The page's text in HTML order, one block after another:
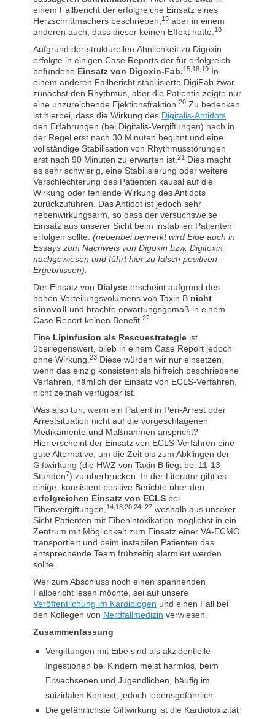
einem Fallbericht der erfolgreiche Einsatz eines
Herzschrittmachers beschrieben,15 aber in einem
anderen auch, dass dieser keinen Effekt hatte.18
Aufgrund der strukturellen Ähnlichkeit zu Digoxin
erfolgte in einigen Case Reports der für erfolgreich
befundene Einsatz von Digoxin-Fab.15,18,19 In
einem anderen Fallbericht stabilisierte DigiFab zwar
zunächst den Rhythmus, aber die Patientin zeigte nur
eine unzureichende Ejektionsfraktion.20 Zu bedenken
ist hierbei, dass die Wirkung des Digitalis-Antidots
den Erfahrungen (bei Digitalis-Vergiftungen) nach in
der Regel erst nach 30 Minuten beginnt und eine
vollständige Stabilisation von Rhythmusstörungen
erst nach 90 Minuten zu erwarten ist.21 Dies macht
es sehr schwierig, eine Stabilisierung oder weitere
Verschlechterung des Patienten kausal auf die
Wirkung oder fehlende Wirkung des Antidots
zurückzuführen. Das Antidot ist jedoch sehr
nebenwirkungsarm, so dass der versuchsweise
Einsatz aus unserer Sicht beim instabilen Patienten
erfolgen sollte. (nebenbei bemerkt wird Eibe auch in
Essays zum Nachweis von Digoxin bzw. Digitoxin
nachgewiesen und führt hier zu falsch positiven
Ergebnissen).
Der Einsatz von Dialyse erscheint aufgrund des
hohen Verteilungsvolumens von Taxin B nicht
sinnvoll und brachte erwartungsgemäß in einem
Case Report keinen Benefit.22
Eine Lipinfusion als Rescuestrategie ist
überlegenswert, blieb in einem Case Report jedoch
ohne Wirkung.23 Diese würden wir nur einsetzen,
wenn das einzig konsistent als hilfreich beschriebene
Verfahren, nämlich der Einsatz von ECLS-Verfahren,
nicht zeitnah verfügbar ist.
Was also tun, wenn ein Patient in Peri-Arrest oder
Arrestsituation nicht auf die vorgeschlagenen
Medikamente und Maßnahmen anspricht?
Hier erscheint der Einsatz von ECLS-Verfahren eine
gute Alternative, um die Zeit bis zum Abklingen der
Giftwirkung (die HWZ von Taxin B liegt bei 11-13
Stunden7) zu überbrücken. In der Literatur gibt es
einige, konsistent positive Berichte über den
erfolgreichen Einsatz von ECLS bei
Eibenvergiftungen,14,18,20,24–27 weshalb aus unserer
Sicht Patienten mit Eibenintoxikation möglichst in ein
Zentrum mit Möglichkeit zum Einsatz einer VA-ECMO
transportiert und beim instabilen Patienten das
entsprechende Team frühzeitig alarmiert werden
sollte.
Wer zum Abschluss noch einen spannenden
Fallbericht lesen möchte, sei auf unsere
Veröffentlichung im Kardiologen und einen Fall bei
den Kollegen von Nerdfallmedizin verwiesen.
Zusammenfassung
Vergiftungen mit Eibe sind als akzidentielle
Ingestionen bei Kindern meist harmlos, beim
Erwachsenen und Jugendlichen, häufig im
suizidalen Kontext, jedoch lebensgefährlich
Die gefährlichste Giftwirkung ist die Kardiotoxizität